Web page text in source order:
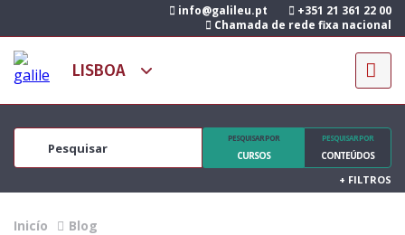
info@galileu.pt
+351 21 361 22 00
Chamada de rede fixa nacional
PESQUISAR POR
CURSOS
PESQUISAR POR
CONTEÚDOS
+ FILTROS
Inicío Blog